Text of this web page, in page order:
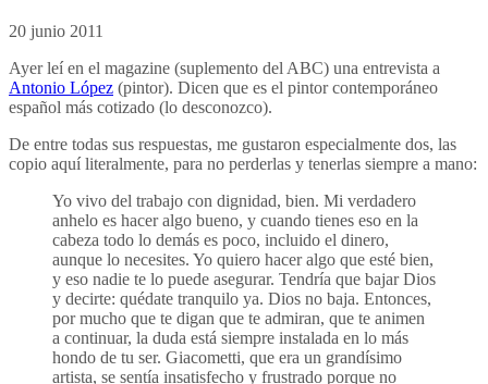
20 junio 2011
Ayer leí en el magazine (suplemento del ABC) una entrevista a
Antonio López (pintor). Dicen que es el pintor contemporáneo
español más cotizado (lo desconozco).
De entre todas sus respuestas, me gustaron especialmente dos, las
copio aquí literalmente, para no perderlas y tenerlas siempre a mano:
Yo vivo del trabajo con dignidad, bien. Mi verdadero
anhelo es hacer algo bueno, y cuando tienes eso en la
cabeza todo lo demás es poco, incluido el dinero,
aunque lo necesites. Yo quiero hacer algo que esté bien,
y eso nadie te lo puede asegurar. Tendría que bajar Dios
y decirte: quédate tranquilo ya. Dios no baja. Entonces,
por mucho que te digan que te admiran, que te animen
a continuar, la duda está siempre instalada en lo más
hondo de tu ser. Giacometti, que era un grandísimo
artista, se sentía insatisfecho y frustrado porque no